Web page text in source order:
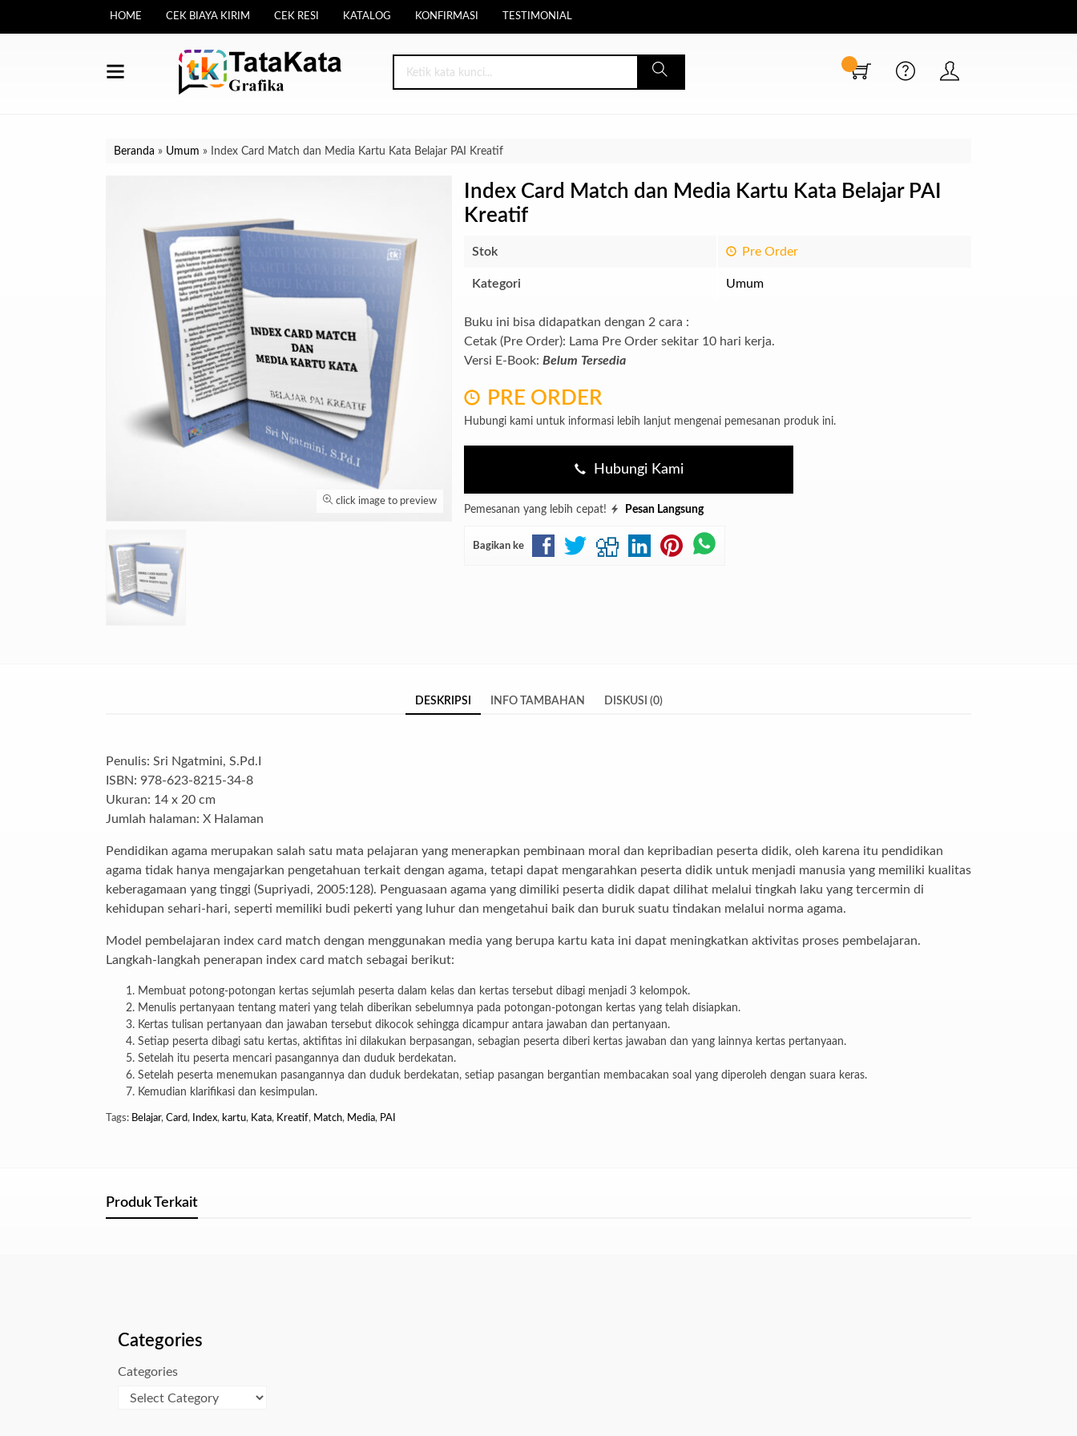
HOME CEK BIAYA KIRIM CEK RESI KATALOG KONFIRMASI TESTIMONIAL
Beranda » Umum » Index Card Match dan Media Kartu Kata Belajar PAI Kreatif
click image to preview
Index Card Match dan Media Kartu Kata Belajar PAI
Kreatif
Stok Pre Order
Kategori Umum
Buku ini bisa didapatkan dengan 2 cara :
Cetak (Pre Order): Lama Pre Order sekitar 10 hari kerja.
Versi E-Book: Belum Tersedia
PRE ORDER
Hubungi kami untuk informasi lebih lanjut mengenai pemesanan produk ini.
Hubungi Kami
Pemesanan yang lebih cepat! Pesan Langsung
Bagikan ke
DESKRIPSI INFO TAMBAHAN DISKUSI (0)
Penulis: Sri Ngatmini, S.Pd.I
ISBN: 978-623-8215-34-8
Ukuran: 14 x 20 cm
Jumlah halaman: X Halaman
Pendidikan agama merupakan salah satu mata pelajaran yang menerapkan pembinaan moral dan kepribadian peserta didik, oleh karena itu pendidikan
agama tidak hanya mengajarkan pengetahuan terkait dengan agama, tetapi dapat mengarahkan peserta didik untuk menjadi manusia yang memiliki kualitas
keberagamaan yang tinggi (Supriyadi, 2005:128). Penguasaan agama yang dimiliki peserta didik dapat dilihat melalui tingkah laku yang tercermin di
kehidupan sehari-hari, seperti memiliki budi pekerti yang luhur dan mengetahui baik dan buruk suatu tindakan melalui norma agama.
Model pembelajaran index card match dengan menggunakan media yang berupa kartu kata ini dapat meningkatkan aktivitas proses pembelajaran.
Langkah-langkah penerapan index card match sebagai berikut:
Membuat potong-potongan kertas sejumlah peserta dalam kelas dan kertas tersebut dibagi menjadi 3 kelompok.
Menulis pertanyaan tentang materi yang telah diberikan sebelumnya pada potongan-potongan kertas yang telah disiapkan.
Kertas tulisan pertanyaan dan jawaban tersebut dikocok sehingga dicampur antara jawaban dan pertanyaan.
Setiap peserta dibagi satu kertas, aktifitas ini dilakukan berpasangan, sebagian peserta diberi kertas jawaban dan yang lainnya kertas pertanyaan.
Setelah itu peserta mencari pasangannya dan duduk berdekatan.
Setelah peserta menemukan pasangannya dan duduk berdekatan, setiap pasangan bergantian membacakan soal yang diperoleh dengan suara keras.
Kemudian klarifikasi dan kesimpulan.
Tags: Belajar, Card, Index, kartu, Kata, Kreatif, Match, Media, PAI
Produk Terkait
Categories
Categories